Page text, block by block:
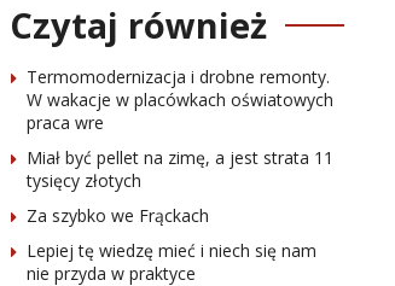
Czytaj również
Termomodernizacja i drobne remonty.
W wakacje w placówkach oświatowych
praca wre
Miał być pellet na zimę, a jest strata 11
tysięcy złotych
Za szybko we Frąckach
Lepiej tę wiedzę mieć i niech się nam
nie przyda w praktyce